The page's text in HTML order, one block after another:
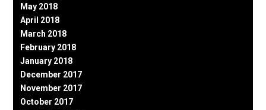
May 2018
April 2018
March 2018
February 2018
January 2018
December 2017
November 2017
October 2017